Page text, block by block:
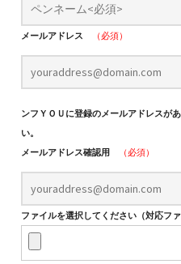
メールアドレス （必須）
ンフＹＯＵに登録のメールアドレスが
い。
メールアドレス確認用
（必須）
ファイルを選択してください（対応フ